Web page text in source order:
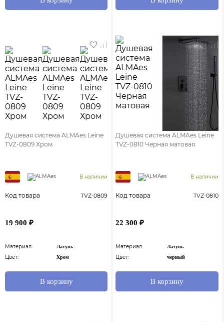
Душевая система ALMAes Leine
TVZ-0809 Хром
В наличии
Код товара TVZ-0809
19 900 ₽
Материал: Латунь
Цвет: Хром
В корзину
Душевая система ALMAes Leine
TVZ-0810 Черная матовая
В наличии
Код товара TVZ-0810
22 300 ₽
Материал: Латунь
Цвет: черный
В корзину